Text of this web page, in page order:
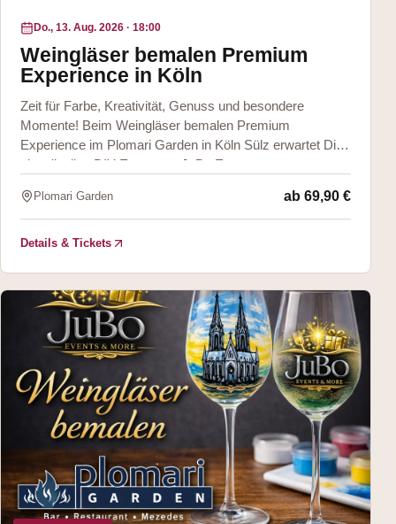
Do., 13. Aug. 2026 · 18:00
Weingläser bemalen Premium
Experience in Köln
Zeit für Farbe, Kreativität, Genuss und besondere
Momente! Beim Weingläser bemalen Premium
Experience im Plomari Garden in Köln Sülz erwartet Dich
ein stilvolles DIY Event von JuBo Events &
Plomari Garden ab 69,90 €
Details & Tickets